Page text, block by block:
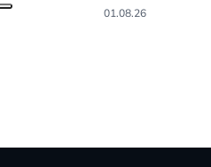
01.08.26